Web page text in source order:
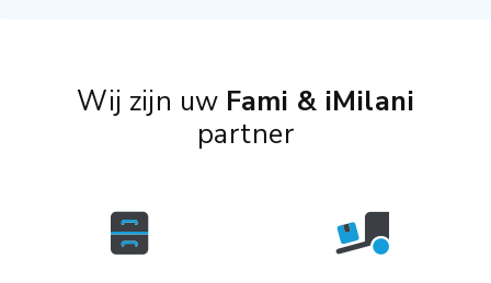
Wij zijn uw Fami & iMilani
partner